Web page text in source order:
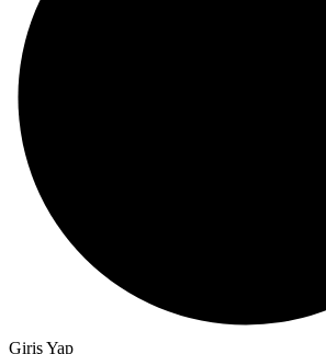
Giriş Yap